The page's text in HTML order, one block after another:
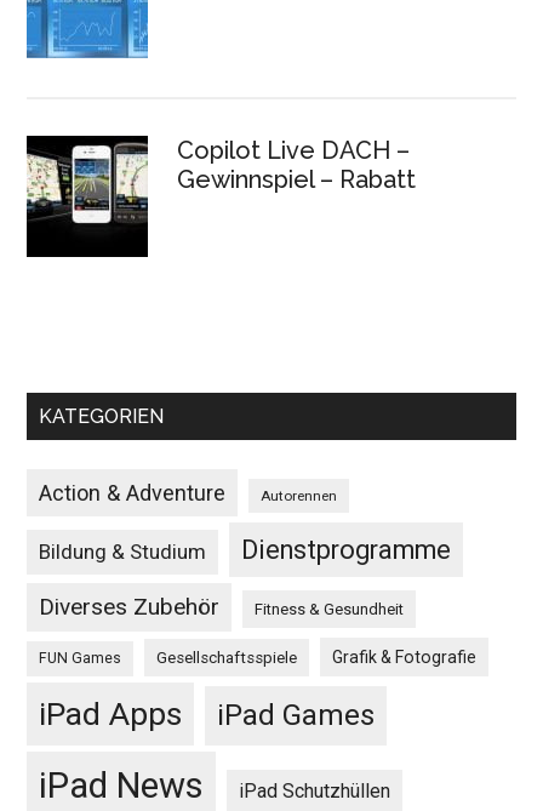
Copilot Live DACH –
Gewinnspiel – Rabatt
KATEGORIEN
Action & Adventure Autorennen
Bildung & Studium Dienstprogramme
Diverses Zubehör Fitness & Gesundheit
FUN Games Gesellschaftsspiele Grafik & Fotografie
iPad Apps iPad Games
iPad News iPad Schutzhüllen